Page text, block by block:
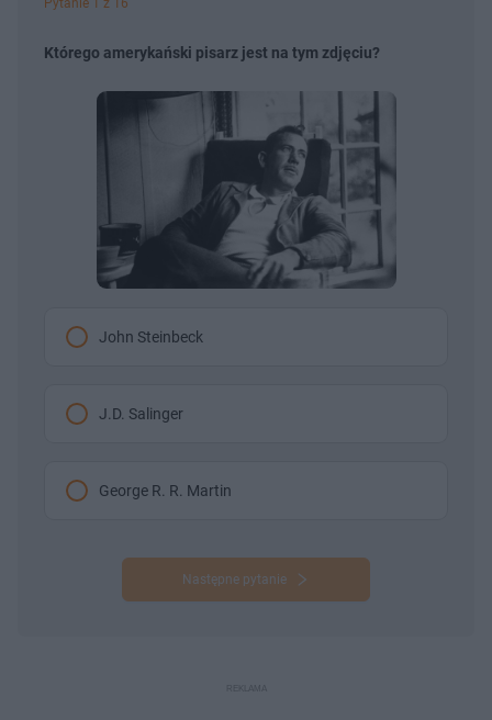
Pytanie 1 z 16
Którego amerykański pisarz jest na tym zdjęciu?
John Steinbeck
J.D. Salinger
George R. R. Martin
Następne pytanie